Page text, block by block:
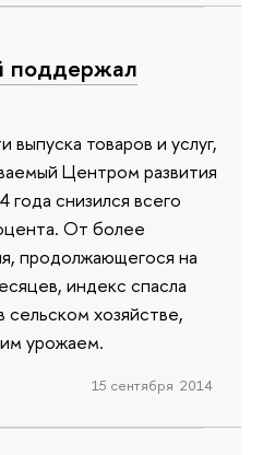
поддержал
товаров и услуг,
Центром развития
снизился всего
От более
продолжающегося на
индекс спасла
сельском хозяйстве,
урожаем.
15 сентября 2014